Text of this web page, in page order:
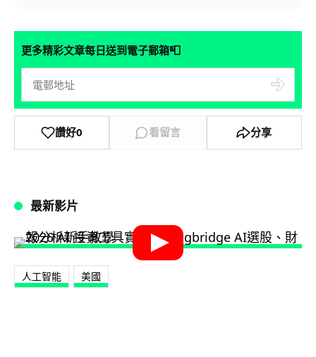
更多精彩文章每日送到電子郵箱📮
讚好0 看留言 分享
最新影片
人工智能 美國